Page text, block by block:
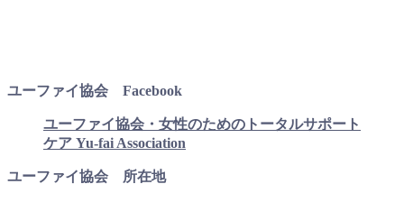
ユーファイ協会 Facebook
ユーファイ協会・女性のためのトータルサポート
ケア Yu-fai Association
ユーファイ協会 所在地